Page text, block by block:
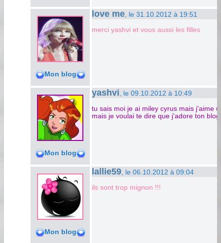
Mon blog
love me , le 31.10.2012 à 19:51
merci yashvi et vous aussi les filles
Mon blog
yashvi , le 09.10.2012 à 10:49
tu sais moi je ai miley cyrus mais j'aime
mais je voulai te dire que j'adore ton blog
Mon blog
lallie59 , le 06.10.2012 à 09:04
ils sont trop mignon !!!